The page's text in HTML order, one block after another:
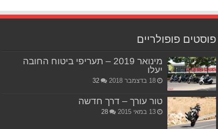
פוסטים פופולריים
מינואר 2019 – תעריפי ביטוח החובה
יעלו
18 בדצמבר 2018 32
טור עורך – דרך חדשה
13 במאי 2015 28